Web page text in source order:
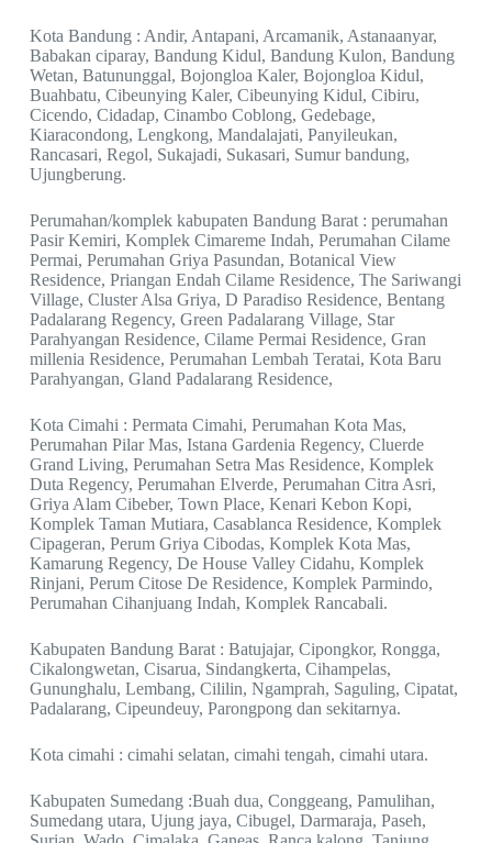
Kota Bandung : Andir, Antapani, Arcamanik, Astanaanyar,
Babakan ciparay, Bandung Kidul, Bandung Kulon, Bandung
Wetan, Batununggal, Bojongloa Kaler, Bojongloa Kidul,
Buahbatu, Cibeunying Kaler, Cibeunying Kidul, Cibiru,
Cicendo, Cidadap, Cinambo Coblong, Gedebage,
Kiaracondong, Lengkong, Mandalajati, Panyileukan,
Rancasari, Regol, Sukajadi, Sukasari, Sumur bandung,
Ujungberung.
Perumahan/komplek kabupaten Bandung Barat : perumahan
Pasir Kemiri, Komplek Cimareme Indah, Perumahan Cilame
Permai, Perumahan Griya Pasundan, Botanical View
Residence, Priangan Endah Cilame Residence, The Sariwangi
Village, Cluster Alsa Griya, D Paradiso Residence, Bentang
Padalarang Regency, Green Padalarang Village, Star
Parahyangan Residence, Cilame Permai Residence, Gran
millenia Residence, Perumahan Lembah Teratai, Kota Baru
Parahyangan, Gland Padalarang Residence,
Kota Cimahi : Permata Cimahi, Perumahan Kota Mas,
Perumahan Pilar Mas, Istana Gardenia Regency, Cluerde
Grand Living, Perumahan Setra Mas Residence, Komplek
Duta Regency, Perumahan Elverde, Perumahan Citra Asri,
Griya Alam Cibeber, Town Place, Kenari Kebon Kopi,
Komplek Taman Mutiara, Casablanca Residence, Komplek
Cipageran, Perum Griya Cibodas, Komplek Kota Mas,
Kamarung Regency, De House Valley Cidahu, Komplek
Rinjani, Perum Citose De Residence, Komplek Parmindo,
Perumahan Cihanjuang Indah, Komplek Rancabali.
Kabupaten Bandung Barat : Batujajar, Cipongkor, Rongga,
Cikalongwetan, Cisarua, Sindangkerta, Cihampelas,
Gununghalu, Lembang, Cililin, Ngamprah, Saguling, Cipatat,
Padalarang, Cipeundeuy, Parongpong dan sekitarnya.
Kota cimahi : cimahi selatan, cimahi tengah, cimahi utara.
Kabupaten Sumedang :Buah dua, Conggeang, Pamulihan,
Sumedang utara, Ujung jaya, Cibugel, Darmaraja, Paseh,